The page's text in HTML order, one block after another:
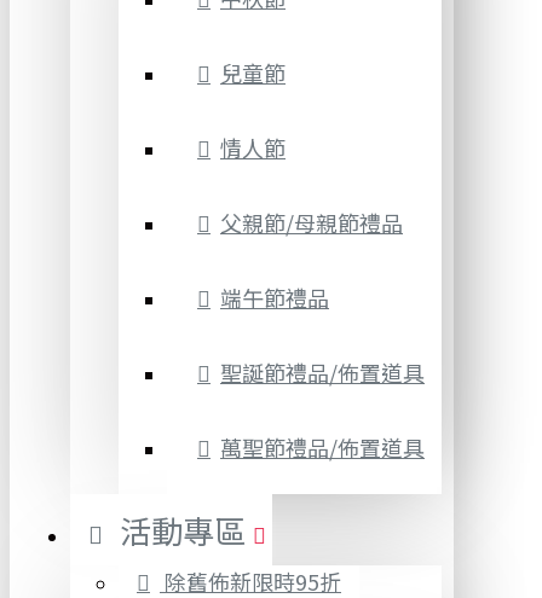
兒童節
情人節
父親節/母親節禮品
端午節禮品
聖誕節禮品/佈置道具
萬聖節禮品/佈置道具
活動專區
除舊佈新限時95折